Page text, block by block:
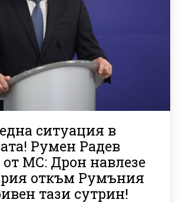
ситуация в
Румен Радев
МС: Дрон навлезе
откъм Румъния
тази сутрин!